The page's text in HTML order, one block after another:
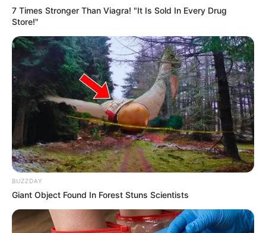
GNT ETAPE N°4 notre regret dans ce
Quinté
Pour vous proposer le meilleur pronostic PMU
gagnant en 6 chevaux nous n’avons pas d’autre
solution que de faire des choix, ce sera donc notre
regret du jour, cela dit pour venir pimenter les
rapports, et si vous avez les moyens de l’intégrer
dans une combinaison en champ élargi, alors
pourquoi pas…
3 GALAGO DU CADRAN
7 Times Stronger Than Viagra! "It Is Sold In Every Drug
Store!"
BUZZDAY
Giant Object Found In Forest Stuns Scientists